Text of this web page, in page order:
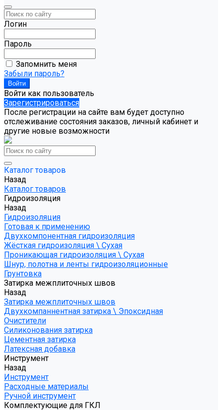
Логин
Пароль
Запомнить меня
Забыли пароль?
Войти как пользователь
Зарегистрироваться
После регистрации на сайте вам будет доступно
отслеживание состояния заказов, личный кабинет и
другие новые возможности
Каталог товаров
Назад
Каталог товаров
Гидроизоляция
Назад
Гидроизоляция
Готовая к применению
Двухкомпонентная гидроизоляция
Жёсткая гидроизоляция \ Сухая
Проникающая гидроизоляция \ Сухая
Шнур, полотна и ленты гидроизоляционные
Грунтовка
Затирка межплиточных швов
Назад
Затирка межплиточных швов
Двухкомпаннентная затирка \ Эпоксидная
Очистители
Силиконования затирка
Цементная затирка
Латексная добавка
Инструмент
Назад
Инструмент
Расходные материалы
Ручной инструмент
Комплектующие для ГКЛ